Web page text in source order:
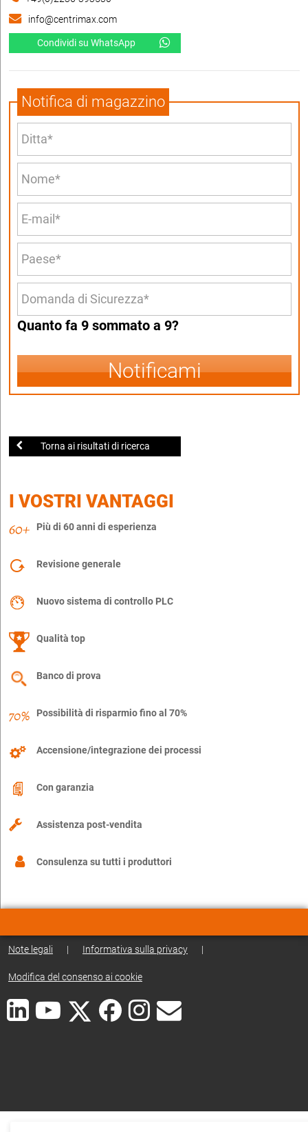
info@centrimax.com
Condividi su WhatsApp
Notifica di magazzino
Quanto fa 9 sommato a 9?
Notificami
Torna ai risultati di ricerca
I VOSTRI VANTAGGI
Più di 60 anni di esperienza
Revisione generale
Nuovo sistema di controllo PLC
Qualità top
Banco di prova
Possibilità di risparmio fino al 70%
Accensione/integrazione dei processi
Con garanzia
Assistenza post-vendita
Consulenza su tutti i produttori
Note legali | Informativa sulla privacy |
Modifica del consenso ai cookie